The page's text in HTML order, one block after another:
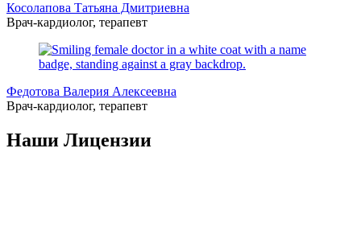
Косолапова Татьяна Дмитриевна
Врач-кардиолог, терапевт
Федотова Валерия Алексеевна
Врач-кардиолог, терапевт
Наши Лицензии